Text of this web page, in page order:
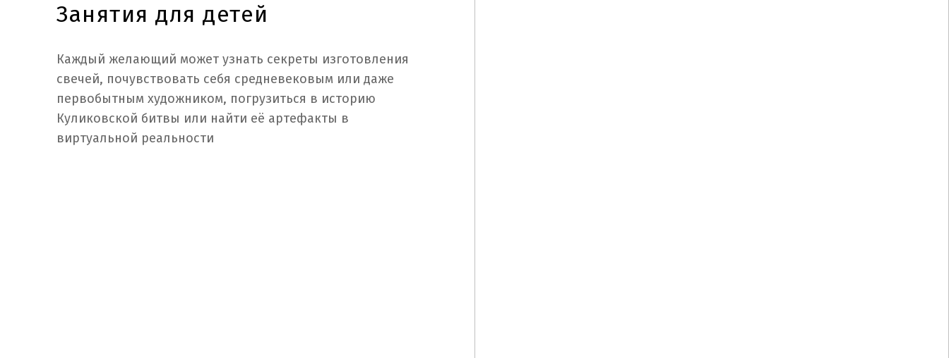
Занятия для детей
Каждый желающий может узнать секреты изготовления
свечей, почувствовать себя средневековым или даже
первобытным художником, погрузиться в историю
Куликовской битвы или найти её артефакты в
виртуальной реальности